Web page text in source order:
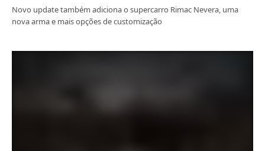
Novo update também adiciona o supercarro Rimac Nevera, uma
nova arma e mais opções de customização